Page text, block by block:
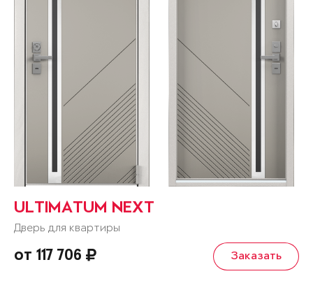
ULTIMATUM NEXT
Дверь для квартиры
от 117 706 Заказать